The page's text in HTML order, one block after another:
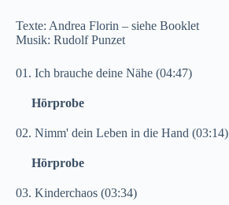
Texte: Andrea Florin – siehe Booklet
Musik: Rudolf Punzet
01. Ich brauche deine Nähe (04:47)
Hörprobe
02. Nimm' dein Leben in die Hand (03:14)
Hörprobe
03. Kinderchaos (03:34)